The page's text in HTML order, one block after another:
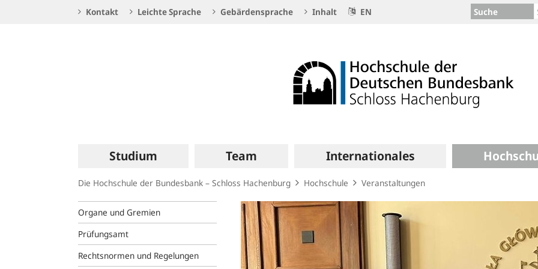
Kontakt Leichte Sprache Gebärdensprache Inhalt EN Suche
Hauptnavigation
Studium Team Internationales
Die Hochschule der Bundesbank – Schloss Hachenburg Hochschule Veranstaltungen
Organe und Gremien
Prüfungsamt
Rechtsnormen und Regelungen